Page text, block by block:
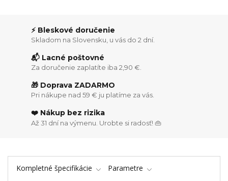
⚡ Bleskové doručenie
Skladom na Slovensku, u vás do 2 dní.
📬 Lacné poštovné
Za doručenie zaplatíte iba 2,90 €.
🎁 Doprava ZADARMO
Pri nákupe nad 59 € ju platíme za vás.
❤️ Nákup bez rizika
Až 31 dní na výmenu. Urobte si radosť! 👜
Kompletné špecifikácie
Parametre